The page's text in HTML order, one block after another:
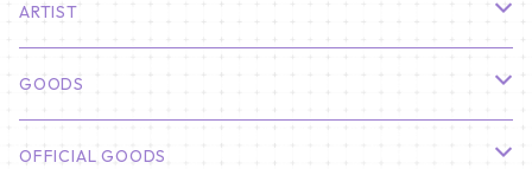
ARTIST
俳優
CHA EUN WOO
BTS
GOODS
カレンダー
OFFICIAL GOODS